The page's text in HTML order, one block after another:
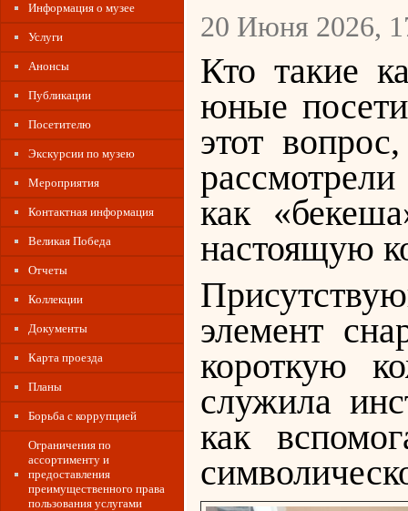
Информация о музее
Услуги
Анонсы
Публикации
Посетителю
Экскурсии по музею
Мероприятия
Контактная информация
Великая Победа
Отчеты
Коллекции
Документы
Карта проезда
Планы
Борьба с коррупцией
Ограничения по
ассортименту и
предоставления
преимущественного права
пользования услугами
20 Июня 2026,
Кто такие
юные
этот
как
настоящую
элемент
короткую
служила
как